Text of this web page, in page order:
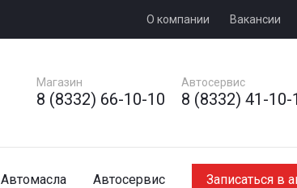
О компании Вакансии
Магазин
8 (8332) 66-10-10
Автосервис
8 (8332) 41-10-
Автомасла Автосервис Записаться в